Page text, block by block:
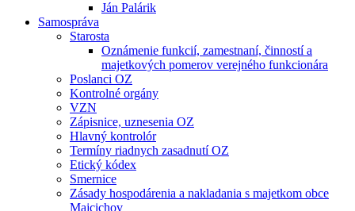
Ján Palárik
Samospráva
Starosta
Oznámenie funkcií, zamestnaní, činností a
majetkových pomerov verejného funkcionára
Poslanci OZ
Kontrolné orgány
VZN
Zápisnice, uznesenia OZ
Hlavný kontrolór
Termíny riadnych zasadnutí OZ
Etický kódex
Smernice
Zásady hospodárenia a nakladania s majetkom obce
Majcichov